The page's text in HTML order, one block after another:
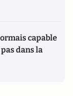
capable
dans la